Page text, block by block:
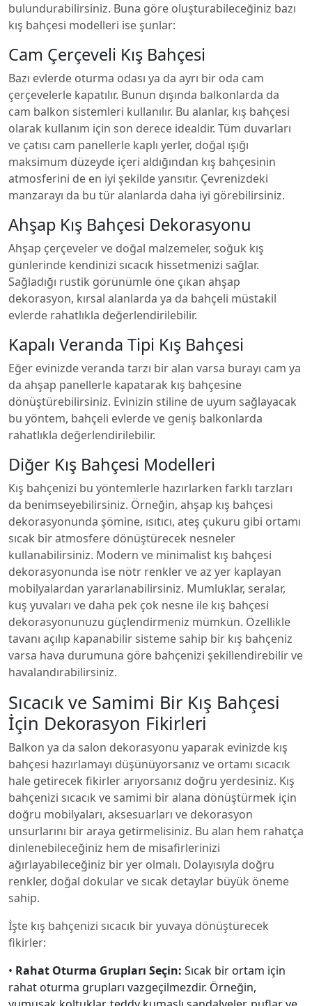
bulundurabilirsiniz. Buna göre oluşturabileceğiniz bazı
kış bahçesi modelleri ise şunlar:
Cam Çerçeveli Kış Bahçesi
Bazı evlerde oturma odası ya da ayrı bir oda cam
çerçevelerle kapatılır. Bunun dışında balkonlarda da
cam balkon sistemleri kullanılır. Bu alanlar, kış bahçesi
olarak kullanım için son derece idealdir. Tüm duvarları
ve çatısı cam panellerle kaplı yerler, doğal ışığı
maksimum düzeyde içeri aldığından kış bahçesinin
atmosferini de en iyi şekilde yansıtır. Çevrenizdeki
manzarayı da bu tür alanlarda daha iyi görebilirsiniz.
Ahşap Kış Bahçesi Dekorasyonu
Ahşap çerçeveler ve doğal malzemeler, soğuk kış
günlerinde kendinizi sıcacık hissetmenizi sağlar.
Sağladığı rustik görünümle öne çıkan ahşap
dekorasyon, kırsal alanlarda ya da bahçeli müstakil
evlerde rahatlıkla değerlendirilebilir.
Kapalı Veranda Tipi Kış Bahçesi
Eğer evinizde veranda tarzı bir alan varsa burayı cam ya
da ahşap panellerle kapatarak kış bahçesine
dönüştürebilirsiniz. Evinizin stiline de uyum sağlayacak
bu yöntem, bahçeli evlerde ve geniş balkonlarda
rahatlıkla değerlendirilebilir.
Diğer Kış Bahçesi Modelleri
Kış bahçenizi bu yöntemlerle hazırlarken farklı tarzları
da benimseyebilirsiniz. Örneğin, ahşap kış bahçesi
dekorasyonunda şömine, ısıtıcı, ateş çukuru gibi ortamı
sıcak bir atmosfere dönüştürecek nesneler
kullanabilirsiniz. Modern ve minimalist kış bahçesi
dekorasyonunda ise nötr renkler ve az yer kaplayan
mobilyalardan yararlanabilirsiniz. Mumluklar, seralar,
kuş yuvaları ve daha pek çok nesne ile kış bahçesi
dekorasyonunuzu güçlendirmeniz mümkün. Özellikle
tavanı açılıp kapanabilir sisteme sahip bir kış bahçeniz
varsa hava durumuna göre bahçenizi şekillendirebilir ve
havalandırabilirsiniz.
Sıcacık ve Samimi Bir Kış Bahçesi
İçin Dekorasyon Fikirleri
Balkon ya da salon dekorasyonu yaparak evinizde kış
bahçesi hazırlamayı düşünüyorsanız ve ortamı sıcacık
hale getirecek fikirler arıyorsanız doğru yerdesiniz. Kış
bahçenizi sıcacık ve samimi bir alana dönüştürmek için
doğru mobilyaları, aksesuarları ve dekorasyon
unsurlarını bir araya getirmelisiniz. Bu alan hem rahatça
dinlenebileceğiniz hem de misafirlerinizi
ağırlayabileceğiniz bir yer olmalı. Dolayısıyla doğru
renkler, doğal dokular ve sıcak detaylar büyük öneme
sahip.
İşte kış bahçenizi sıcacık bir yuvaya dönüştürecek
fikirler:
• Rahat Oturma Grupları Seçin: Sıcak bir ortam için
rahat oturma grupları vazgeçilmezdir. Örneğin,